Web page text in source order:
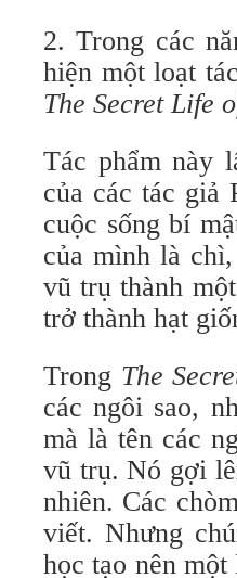
2. Trong các
hiện một loạt
The Secret Life
Tác phẩm này
của các tác giả
cuộc sống bí
của mình là
vũ trụ thành
trở thành hạt
Trong The
các ngôi sao,
mà là tên các
vũ trụ. Nó gợi
nhiên. Các
viết. Nhưng
học tạo nên